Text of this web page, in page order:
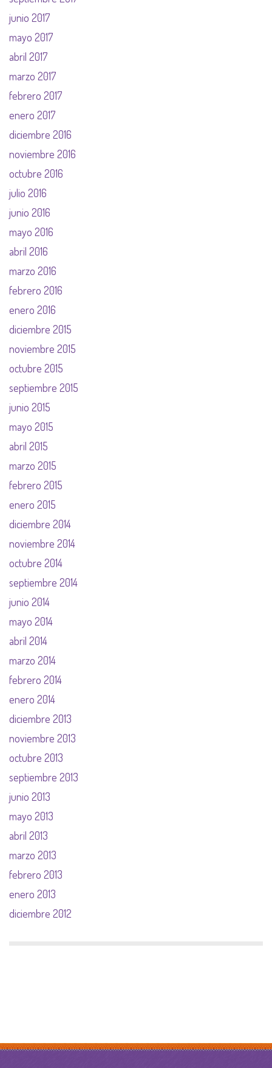
junio 2017
mayo 2017
abril 2017
marzo 2017
febrero 2017
enero 2017
diciembre 2016
noviembre 2016
octubre 2016
julio 2016
junio 2016
mayo 2016
abril 2016
marzo 2016
febrero 2016
enero 2016
diciembre 2015
noviembre 2015
octubre 2015
septiembre 2015
junio 2015
mayo 2015
abril 2015
marzo 2015
febrero 2015
enero 2015
diciembre 2014
noviembre 2014
octubre 2014
septiembre 2014
junio 2014
mayo 2014
abril 2014
marzo 2014
febrero 2014
enero 2014
diciembre 2013
noviembre 2013
octubre 2013
septiembre 2013
junio 2013
mayo 2013
abril 2013
marzo 2013
febrero 2013
enero 2013
diciembre 2012